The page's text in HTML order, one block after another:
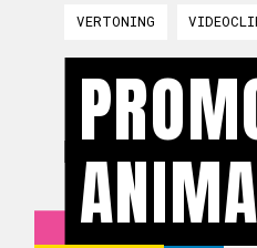
VERTONING